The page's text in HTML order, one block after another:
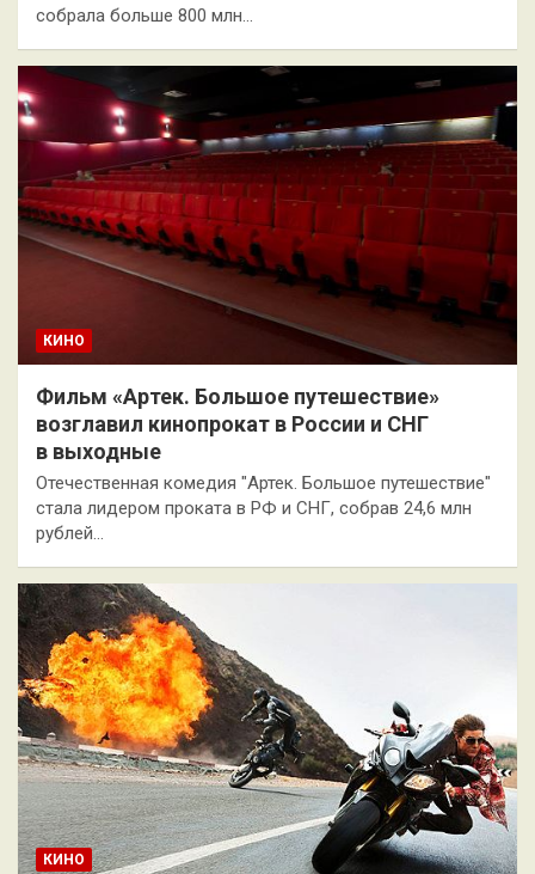
собрала больше 800 млн…
КИНО
Фильм «Артек. Большое путешествие»
возглавил кинопрокат в России и СНГ
в выходные
Отечественная комедия "Артек. Большое путешествие"
стала лидером проката в РФ и СНГ, собрав 24,6 млн
рублей…
КИНО